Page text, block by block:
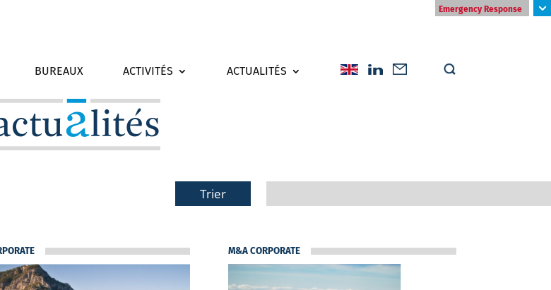
Emergency Response
BUREAUX ACTIVITÉS ACTUALITÉS
Trier
M&A CORPORATE